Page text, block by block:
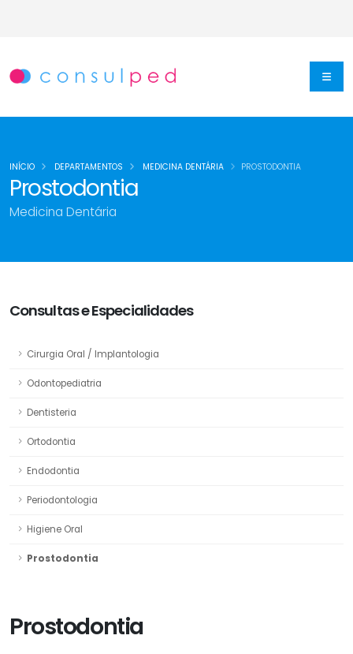
Prostodontia
Medicina Dentária
INÍCIO DEPARTAMENTOS MEDICINA DENTÁRIA PROSTODONTIA
Consultas e Especialidades
Cirurgia Oral / Implantologia
Odontopediatria
Dentisteria
Ortodontia
Endodontia
Periodontologia
Higiene Oral
Prostodontia
Prostodontia